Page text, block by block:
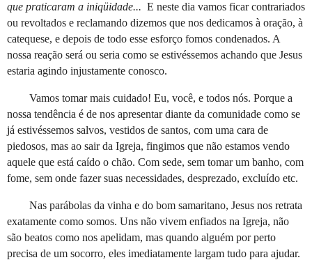
que praticaram a iniqüidade... E neste dia vamos ficar contrariados
ou revoltados e reclamando dizemos que nos dedicamos à oração, à
catequese, e depois de todo esse esforço fomos condenados. A
nossa reação será ou seria como se estivéssemos achando que Jesus
estaria agindo injustamente conosco.
Vamos tomar mais cuidado! Eu, você, e todos nós. Porque a
nossa tendência é de nos apresentar diante da comunidade como se
já estivéssemos salvos, vestidos de santos, com uma cara de
piedosos, mas ao sair da Igreja, fingimos que não estamos vendo
aquele que está caído o chão. Com sede, sem tomar um banho, com
fome, sem onde fazer suas necessidades, desprezado, excluído etc.
Nas parábolas da vinha e do bom samaritano, Jesus nos retrata
exatamente como somos. Uns não vivem enfiados na Igreja, não
são beatos como nos apelidam, mas quando alguém por perto
precisa de um socorro, eles imediatamente largam tudo para ajudar.